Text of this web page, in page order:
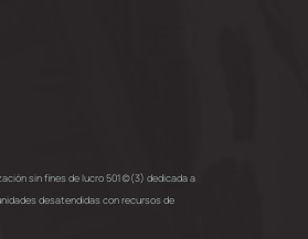
sin fines de lucro 501(c)(3) dedicada a
desatendidas con recursos de